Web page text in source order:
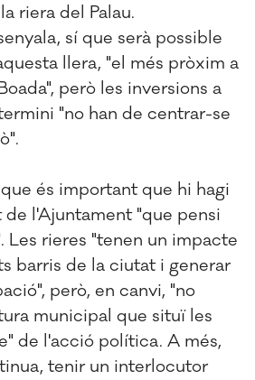
riera del Palau.
sí que serà possible
llera, "el més pròxim a
però les inversions a
"no han de centrar-se
és important que hi hagi
l'Ajuntament "que pensi
Les rieres "tenen un impacte
barris de la ciutat i generar
però, en canvi, "no
municipal que situï les
de l'acció política. A més,
tenir un interlocutor